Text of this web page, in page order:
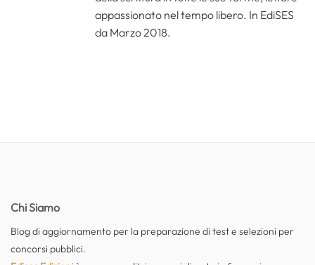
appassionato nel tempo libero. In EdiSES
da Marzo 2018.
Chi Siamo
Blog di aggiornamento per la preparazione di test e selezioni per
concorsi pubblici.